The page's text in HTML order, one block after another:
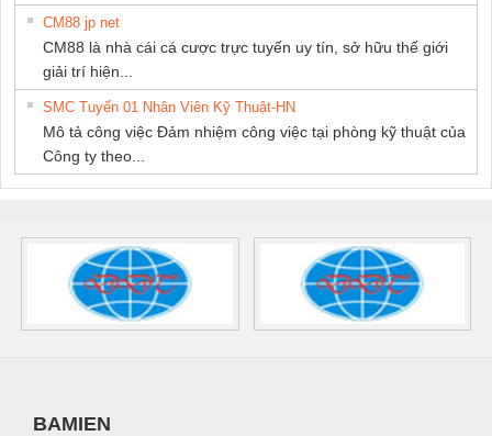
CM88 jp net
CM88 là nhà cái cá cược trực tuyến uy tín, sở hữu thế giới
giải trí hiện...
SMC Tuyển 01 Nhân Viên Kỹ Thuật-HN
Mô tả công việc Đảm nhiệm công việc tại phòng kỹ thuật của
Công ty theo...
BAMIEN